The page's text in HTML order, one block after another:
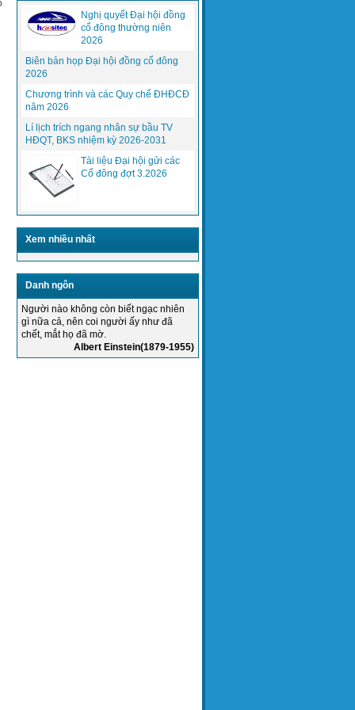
(PCWorldVN) Gần 7 tỷ thuê bao di động,
sắp bằng dân số thế giới,...
Phần mềm quản lý, điều hành giải
quyết trở ngại, sự cố online
HasitecTN
Thực hiện mục tiêu chất lượng năm
2015 của Tổng giám đốc công ty...
Nghị quyết Đại hội đồng
cổ đông thường niên
2026
Biên bản họp Đại hội đồng cổ đông
2026
Chương trình và các Quy chế ĐHĐCĐ
năm 2026
Lí lịch trích ngang nhân sự bầu TV
HĐQT, BKS nhiệm kỳ 2026-2031
Tài liệu Đại hội gửi các
Cổ đông đợt 3.2026
Xem nhiều nhất
Danh ngôn
Người nào không còn biết ngạc nhiên
gì nữa cả, nên coi người ấy như đã
chết, mắt họ đã mờ.
Albert Einstein(1879-1955)